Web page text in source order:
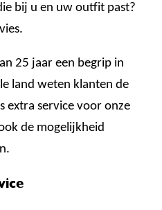
bij u en uw outfit past?
25 jaar een begrip in
land weten klanten de
extra service voor onze
de mogelijkheid